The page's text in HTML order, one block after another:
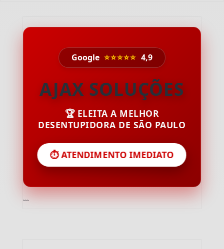
Google ⭐⭐⭐⭐⭐ 4,9
AJAX SOLUÇÕES
🏆 ELEITA A MELHOR
DESENTUPIDORA DE SÃO PAULO
⏱️ ATENDIMENTO IMEDIATO
```